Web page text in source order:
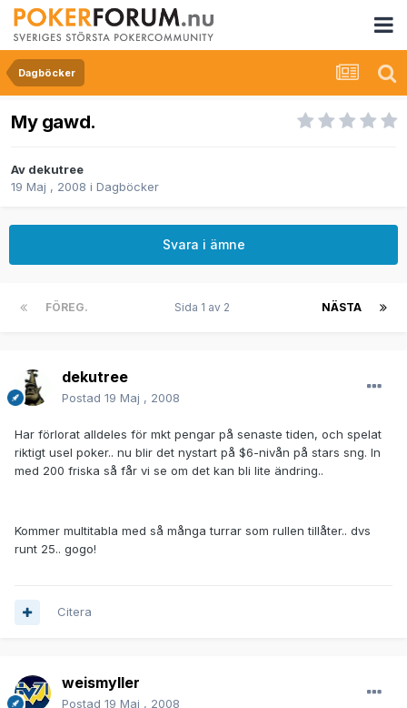
Dagböcker
My gawd.
Av dekutree
19 Maj , 2008 i Dagböcker
Svara i ämne
FÖREG. NÄSTA
Sida 1 av 2
dekutree
Postad 19 Maj , 2008
Har förlorat alldeles för mkt pengar på senaste tiden, och spelat
riktigt usel poker.. nu blir det nystart på $6-nivån på stars sng. In
med 200 friska så får vi se om det kan bli lite ändring..
Kommer multitabla med så många turrar som rullen tillåter.. dvs
runt 25.. gogo!
Citera
weismyller
Postad 19 Maj , 2008